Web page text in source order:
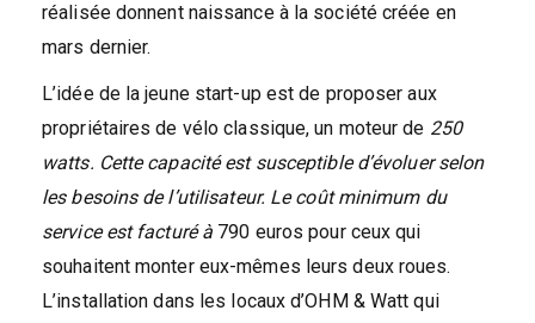
réalisée donnent naissance à la société créée en
mars dernier.
L’idée de la jeune start-up est de proposer aux
propriétaires de vélo classique, un moteur de 250
watts. Cette capacité est susceptible d’évoluer selon
les besoins de l’utilisateur. Le coût minimum du
service est facturé à 790 euros pour ceux qui
souhaitent monter eux-mêmes leurs deux roues.
L’installation dans les locaux d’OHM & Watt qui